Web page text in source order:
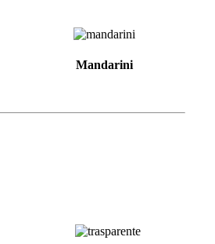
Mandarini